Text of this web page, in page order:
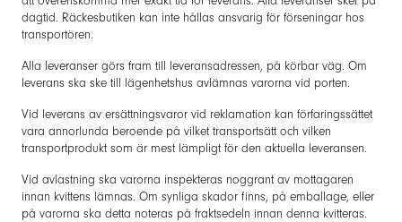
dagtid. Räckesbutiken kan inte hållas ansvarig för förseningar hos
transportören.
Alla leveranser görs fram till leveransadressen, på körbar väg. Om
leverans ska ske till lägenhetshus avlämnas varorna vid porten.
Vid leverans av ersättningsvaror vid reklamation kan förfaringssättet
vara annorlunda beroende på vilket transportsätt och vilken
transportprodukt som är mest lämpligt för den aktuella leveransen.
Vid avlastning ska varorna inspekteras noggrant av mottagaren
innan kvittens lämnas. Om synliga skador finns, på emballage, eller
på varorna ska detta noteras på fraktsedeln innan denna kvitteras.